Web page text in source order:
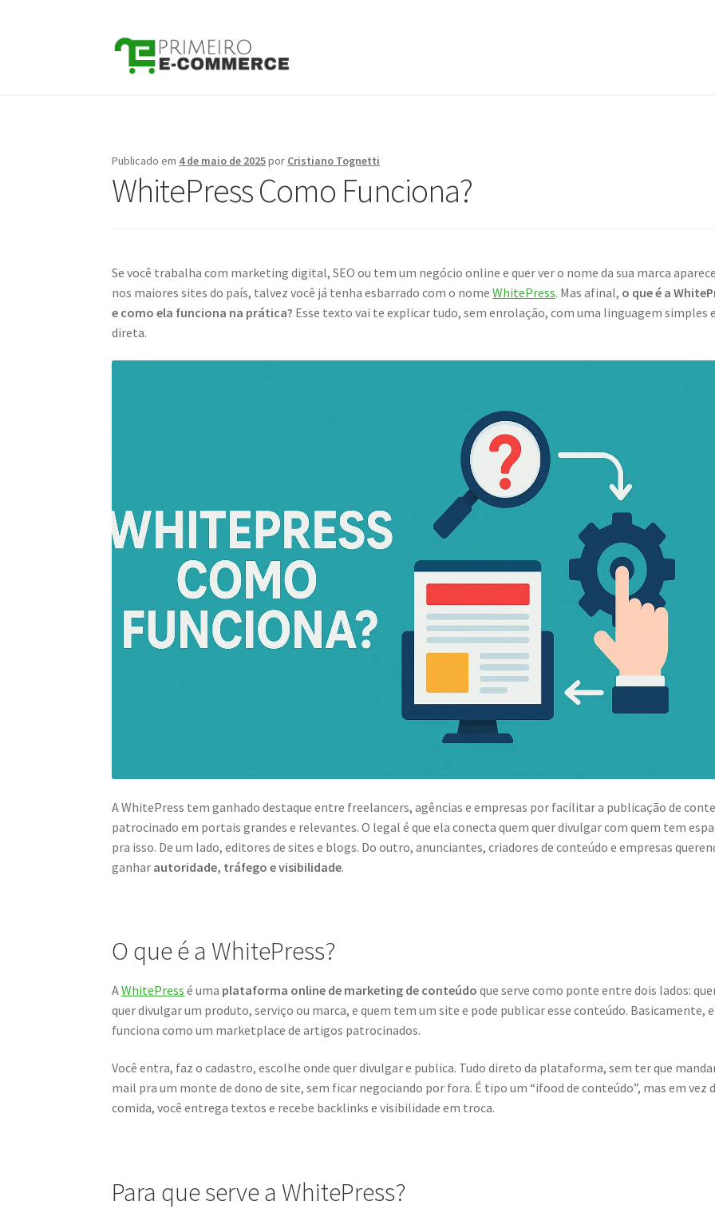
Pular
para
Pular
para
Publicado em 4 de maio de 2025por Cristiano Tognetti
WhitePress Como Funciona?
Se você trabalha com marketing digital, SEO ou tem um negócio online e quer ver o nome da sua marca
nos maiores sites do país, talvez você já tenha esbarrado com o nomeWhitePress. Mas afinal, o que é a
e como ela funciona na prática? Esse texto vai te explicar tudo, sem enrolação, com uma linguagem simples
direta.
A WhitePress tem ganhado destaque entre freelancers, agências e empresas por facilitar a publicação de
patrocinado em portais grandes e relevantes. O legal é que ela conecta quem quer divulgar com quem tem
pra isso. De um lado, editores de sites e blogs. Do outro, anunciantes, criadores de conteúdo e empresas
ganhar autoridade, tráfego e visibilidade.
O que é a WhitePress?
AWhitePress é uma plataforma online de marketing de conteúdo que serve como ponte entre dois lados:
quer divulgar um produto, serviço ou marca, e quem tem um site e pode publicar esse conteúdo. Basicamente,
funciona como um marketplace de artigos patrocinados.
Você entra, faz o cadastro, escolhe onde quer divulgar e publica. Tudo direto da plataforma, sem ter que
mail pra um monte de dono de site, sem ficar negociando por fora. É tipo um “ifood de conteúdo”, mas em vez
comida, você entrega textos e recebe backlinks e visibilidade em troca.
Para que serve a WhitePress?